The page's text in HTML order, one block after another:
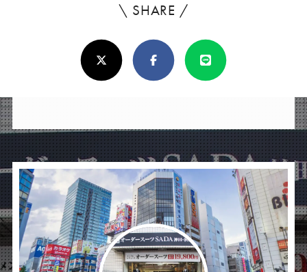
\ SHARE /
ろ
し
け
ば
シ
ェ
ア
し
て
X(Twitter)FacebookLine